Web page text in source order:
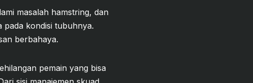
masalah hamstring, dan
pada kondisi tubuhnya.
berbahaya.
pemain yang bisa